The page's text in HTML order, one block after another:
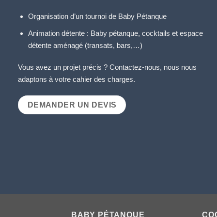
Organisation d’un tournoi de Baby Pétanque
Animation détente : Baby pétanque, cocktails et espace
détente aménagé (transats, bars,…)
Vous avez un projet précis ? Contactez-nous, nous nous
adaptons à votre cahier des charges.
DEMANDER UN DEVIS
BABY PÉTANQUE